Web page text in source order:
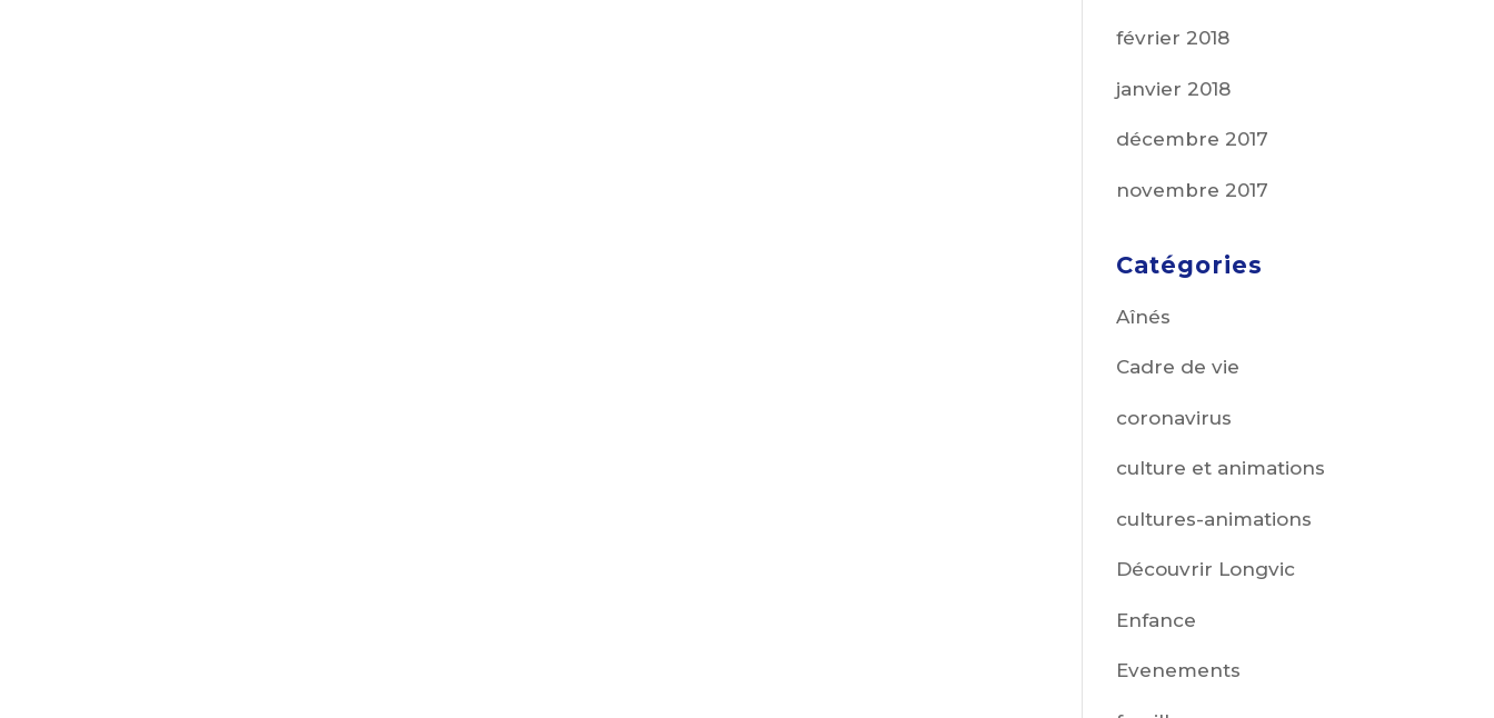
février 2018
janvier 2018
décembre 2017
novembre 2017
Catégories
Aînés
Cadre de vie
coronavirus
culture et animations
cultures-animations
Découvrir Longvic
Enfance
Evenements